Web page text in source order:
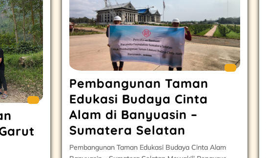
Pembangunan Taman
Edukasi Budaya Cinta
Alam di Banyuasin –
Sumatera Selatan
Pembangunan Taman Edukasi Budaya Cinta Alam